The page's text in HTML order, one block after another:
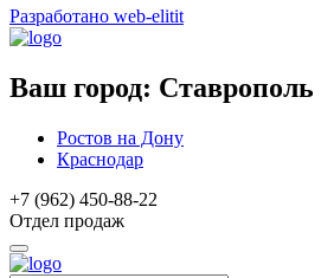
Разработано web-elitit
Ваш город: Ставрополь
Ростов на Дону
Краснодар
+7 (962) 450-88-22
Отдел продаж